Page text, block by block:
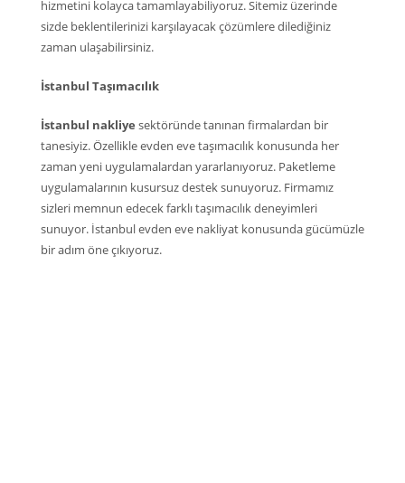
hizmetini kolayca tamamlayabiliyoruz. Sitemiz üzerinde
sizde beklentilerinizi karşılayacak çözümlere dilediğiniz
zaman ulaşabilirsiniz.
İstanbul Taşımacılık
İstanbul nakliye sektöründe tanınan firmalardan bir
tanesiyiz. Özellikle evden eve taşımacılık konusunda her
zaman yeni uygulamalardan yararlanıyoruz. Paketleme
uygulamalarının kusursuz destek sunuyoruz. Firmamız
sizleri memnun edecek farklı taşımacılık deneyimleri
sunuyor. İstanbul evden eve nakliyat konusunda gücümüzle
bir adım öne çıkıyoruz.